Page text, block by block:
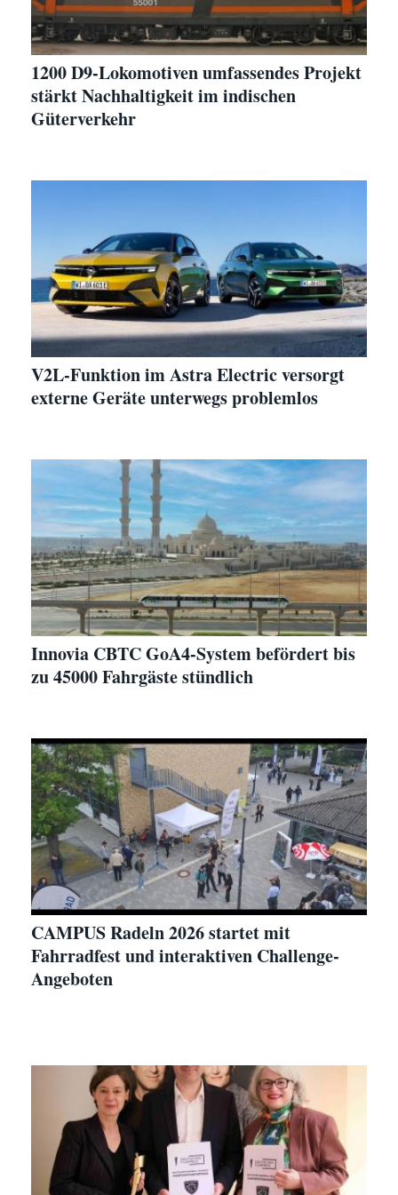
1200 D9-Lokomotiven umfassendes Projekt
stärkt Nachhaltigkeit im indischen
Güterverkehr
V2L-Funktion im Astra Electric versorgt
externe Geräte unterwegs problemlos
Innovia CBTC GoA4-System befördert bis
zu 45000 Fahrgäste stündlich
CAMPUS Radeln 2026 startet mit
Fahrradfest und interaktiven Challenge-
Angeboten